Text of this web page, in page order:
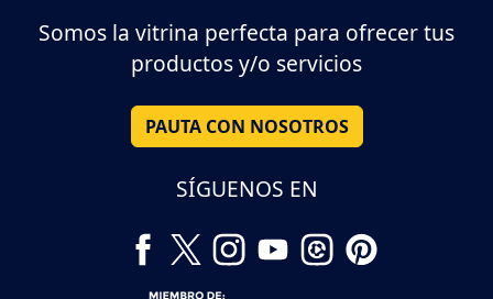
Somos la vitrina perfecta para ofrecer tus
productos y/o servicios
PAUTA CON NOSOTROS
SÍGUENOS EN